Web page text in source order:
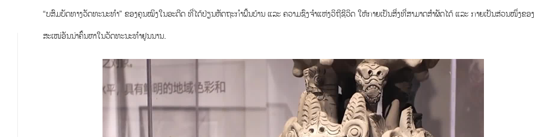
“ບສົມບັດທາງວັດທະນະທຳ” ຂອງຄຸນໝິງໃນອະດີດ ທີ່ໄດ້ປ່ຽນຫັດຖະກຳພື້ນບ້ານ ແລະ ຄວາມຊົງຈຳແຫ່ງວິຖີຊີວິດ ໃຫ້ກາຍເປັນສິ່ງທີ່ສາມາດສຳຜັດໄດ້ ແລະ ກາຍເປັນສ່ວນໜຶ່ງຂອງ
ສະເໜ່ອັນນ່າຄົ້ນຫາໃນວັດທະນະທຳຢູນນານ.